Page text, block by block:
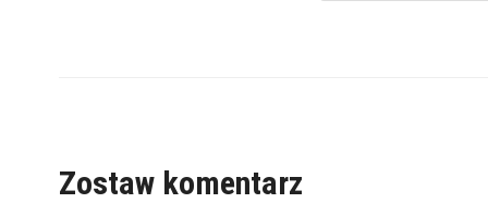
Zostaw komentarz